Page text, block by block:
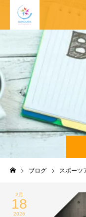
ブログ スポーツ
2月
18
2026